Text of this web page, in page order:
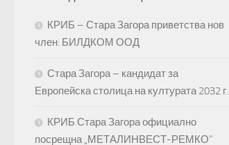
КРИБ – Стара Загора приветства нов
член: БИЛДКОМ ООД
Стара Загора – кандидат за
Европейска столица на културата 2032 г.
КРИБ Стара Загора официално
посрещна „МЕТАЛИНВЕСТ-РЕМКО“